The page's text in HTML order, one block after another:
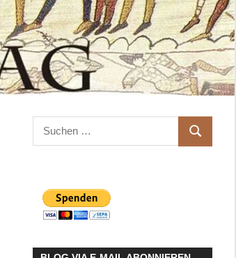
Suchen
nach:
SUCHEN